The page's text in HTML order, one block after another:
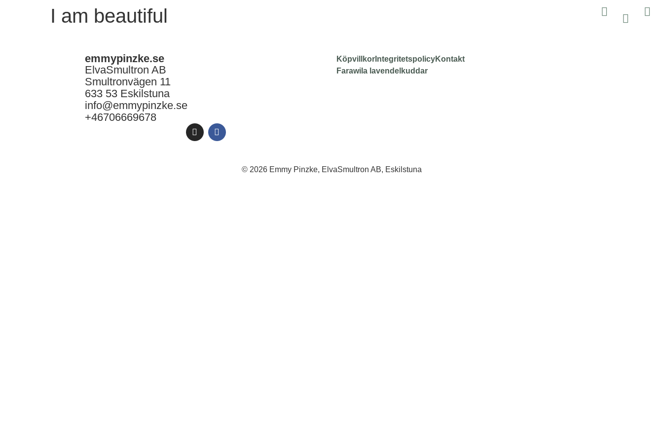
I am beautiful
emmypinzke.se
ElvaSmultron AB
Smultronvägen 11
633 53 Eskilstuna
info@emmypinzke.se
+46706669678
Köpvillkor IntegritetspolicyKontakt
Farawila lavendelkuddar
© 2026 Emmy Pinzke, ElvaSmultron AB, Eskilstuna